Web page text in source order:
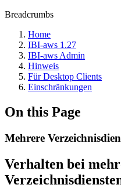
Breadcrumbs
Home
IBI-aws 1.27
IBI-aws Admin
Hinweis
Für Desktop Clients
Einschränkungen
On this Page
Mehrere
Verhalten bei